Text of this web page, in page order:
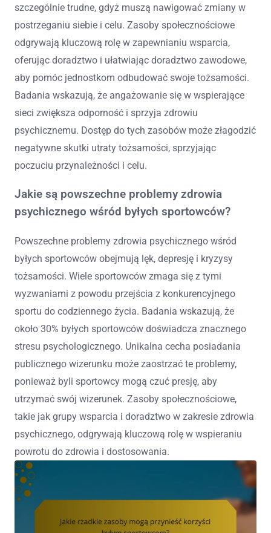
szczególnie trudne, gdyż muszą nawigować zmiany w
postrzeganiu siebie i celu. Zasoby społecznościowe
odgrywają kluczową rolę w zapewnianiu wsparcia,
oferując doradztwo i ułatwiając doradztwo zawodowe,
aby pomóc jednostkom odbudować swoje tożsamości.
Badania wskazują, że angażowanie się w wspierające
sieci zwiększa odporność i sprzyja zdrowiu
psychicznemu. Dostęp do tych zasobów może złagodzić
negatywne skutki utraty tożsamości, sprzyjając
poczuciu przynależności i celu.
Jakie są powszechne problemy zdrowia
psychicznego wśród byłych sportowców?
Powszechne problemy zdrowia psychicznego wśród
byłych sportowców obejmują lęk, depresję i kryzysy
tożsamości. Wiele sportowców zmaga się z tymi
wyzwaniami z powodu przejścia z konkurencyjnego
sportu do codziennego życia. Badania wskazują, że
około 30% byłych sportowców doświadcza znacznego
stresu psychologicznego. Unikalna cecha posiadania
publicznego wizerunku może zaostrzać te problemy,
ponieważ byli sportowcy mogą czuć presję, aby
utrzymać swój wizerunek. Zasoby społecznościowe,
takie jak grupy wsparcia i doradztwo w zakresie zdrowia
psychicznego, odgrywają kluczową rolę w wspieraniu
powrotu do zdrowia i dostosowania.